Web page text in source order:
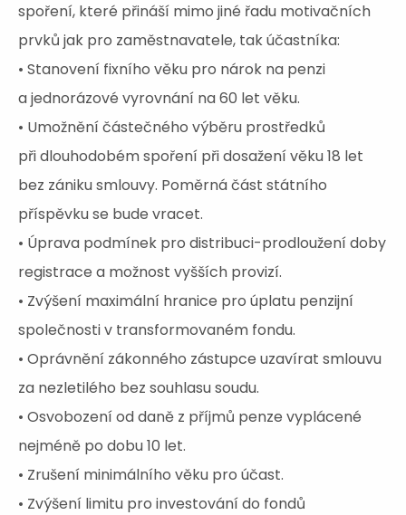
spoření, které přináší mimo jiné řadu motivačních
prvků jak pro zaměstnavatele, tak účastníka:
• Stanovení fixního věku pro nárok na penzi
a jednorázové vyrovnání na 60 let věku.
• Umožnění částečného výběru prostředků
při dlouhodobém spoření při dosažení věku 18 let
bez zániku smlouvy. Poměrná část státního
příspěvku se bude vracet.
• Úprava podmínek pro distribuci-prodloužení doby
registrace a možnost vyšších provizí.
• Zvýšení maximální hranice pro úplatu penzijní
společnosti v transformovaném fondu.
• Oprávnění zákonného zástupce uzavírat smlouvu
za nezletilého bez souhlasu soudu.
• Osvobození od daně z příjmů penze vyplácené
nejméně po dobu 10 let.
• Zrušení minimálního věku pro účast.
• Zvýšení limitu pro investování do fondů